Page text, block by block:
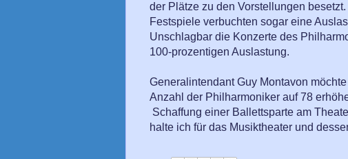
der Plätze zu den Vorstellungen
Festspiele verbuchten sogar eine
Unschlagbar die Konzerte des
100-prozentigen Auslastung.
Generalintendant Guy Montavon
Anzahl der Philharmoniker auf 78
Schaffung einer Ballettsparte am
halte ich für das Musiktheater und